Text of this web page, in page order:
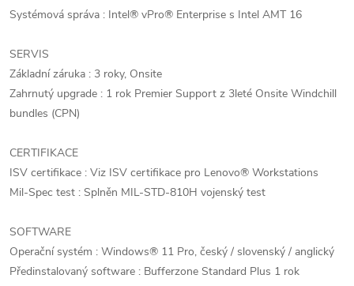
Systémová správa : Intel® vPro® Enterprise s Intel AMT 16
SERVIS
Základní záruka : 3 roky, Onsite
Zahrnutý upgrade : 1 rok Premier Support z 3leté Onsite Windchill
bundles (CPN)
CERTIFIKACE
ISV certifikace : Viz ISV certifikace pro Lenovo® Workstations
Mil-Spec test : Splněn MIL-STD-810H vojenský test
SOFTWARE
Operační systém : Windows® 11 Pro, český / slovenský / anglický
Předinstalovaný software : Bufferzone Standard Plus 1 rok